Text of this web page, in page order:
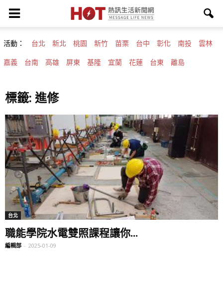
活動： 台北 新北 桃園 新竹 苗栗 台中 彰化 南投 雲林
嘉義 台南 高雄 屏東 基隆 宜蘭 花蓮 台東 離島
標籤: 進修
台北
職能學院水電雙照課程讓你...
編輯部 - 2025-01-09